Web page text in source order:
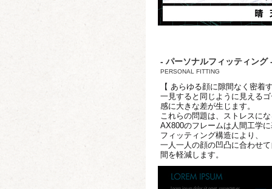
- パーソナルフィッティング
PERSONAL FITTING
【 あらゆる顔に隙間なく密着
一見すると同じように見える
感に大きな差が生じます。
これらの問題は、ストレスに
AX800のフレームは人間工学
フィッティング構造により、
一人一人の顔の凹凸に合わせ
間を軽減します。